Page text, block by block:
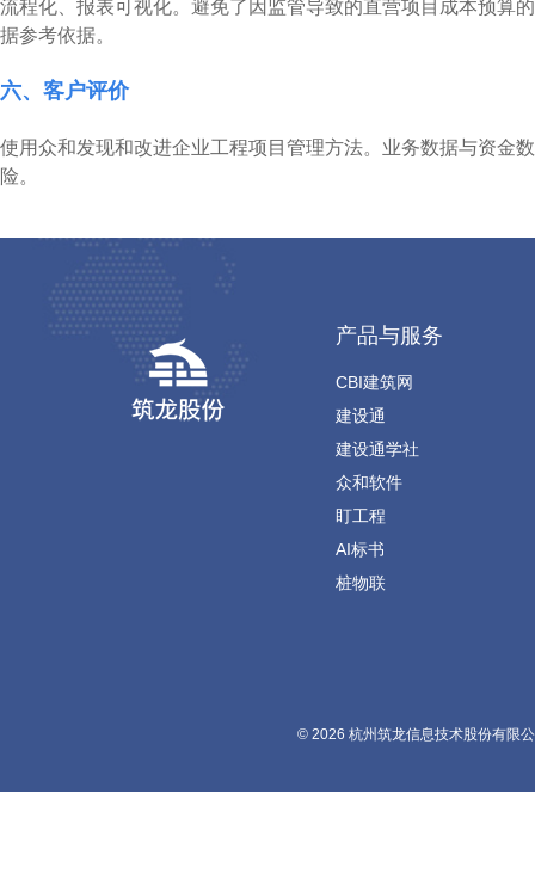
流程化、报表可视化。避免了因监管导致的直营项目成本预算
据参考依据。
六、客户评价
使用众和发现和改进企业工程项目管理方法。业务数据与资金
险。
产品与服务
CBI建筑网
建设通
建设通学社
众和软件
盯工程
AI标书
桩物联
© 2026 杭州筑龙信息技术股份有限